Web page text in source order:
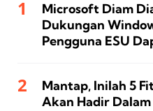
Microsoft Diam
Dukungan
Pengguna ESU
Mantap, Inilah 5
Akan Hadir